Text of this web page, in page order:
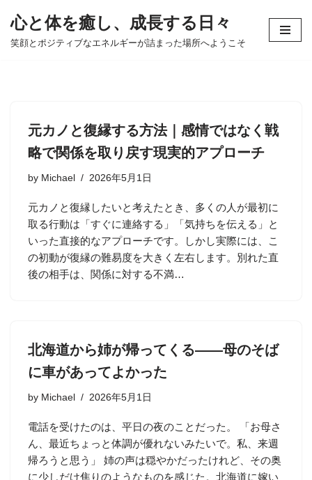
コ
心と体を癒し、成長する日々
笑顔とポジティブなエネルギーが詰まった場所へようこそ
元カノと復縁する方法｜感情ではなく戦
略で関係を取り戻す現実的アプローチ
by Michael 2026年5月1日
元カノと復縁したいと考えたとき、多くの人が最初に
取る行動は「すぐに連絡する」「気持ちを伝える」と
いった直接的なアプローチです。しかし実際には、こ
の初動が復縁の難易度を大きく左右します。別れた直
後の相手は、関係に対する不満…
北海道から姉が帰ってくる——母のそば
に車があってよかった
by Michael 2026年5月1日
電話を受けたのは、平日の夜のことだった。 「お母さ
ん、最近ちょっと体調が優れないみたいで。私、来週
帰ろうと思う」 姉の声は穏やかだったけれど、その奥
に少しだけ焦りのようなものを感じた。北海道に嫁い